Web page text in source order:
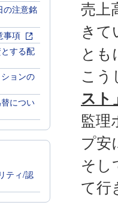
の注意銘
事項
する配
ョンの
につい
ティ/認
売上
きて
とも
こう
スト
監理
プ安
そし
て行